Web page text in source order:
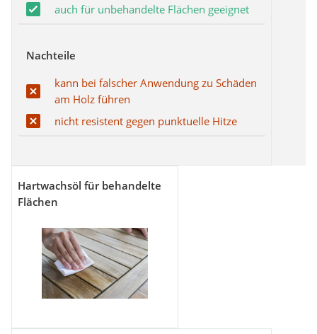
auch für unbehandelte Flächen geeignet
Nachteile
kann bei falscher Anwendung zu Schäden
am Holz führen
nicht resistent gegen punktuelle Hitze
Hartwachsöl für behandelte
Flächen